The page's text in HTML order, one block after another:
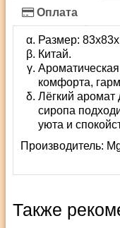
Оплата
Размер:
Китай.
комфорта,
Лёгкий
сиропа
уюта и
Производитель:
Также